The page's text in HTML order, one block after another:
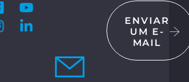
ENVIAR
UM E-
MAIL